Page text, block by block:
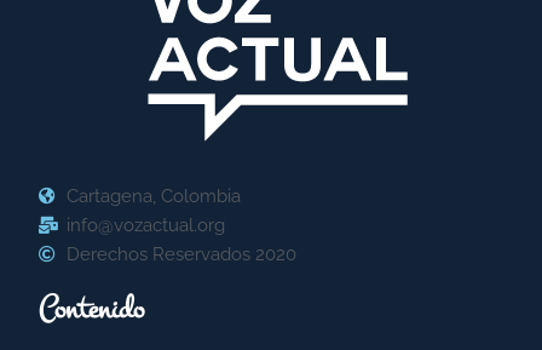
Cartagena, Colombia
info@vozactual.org
Derechos Reservados 2020
Contenido